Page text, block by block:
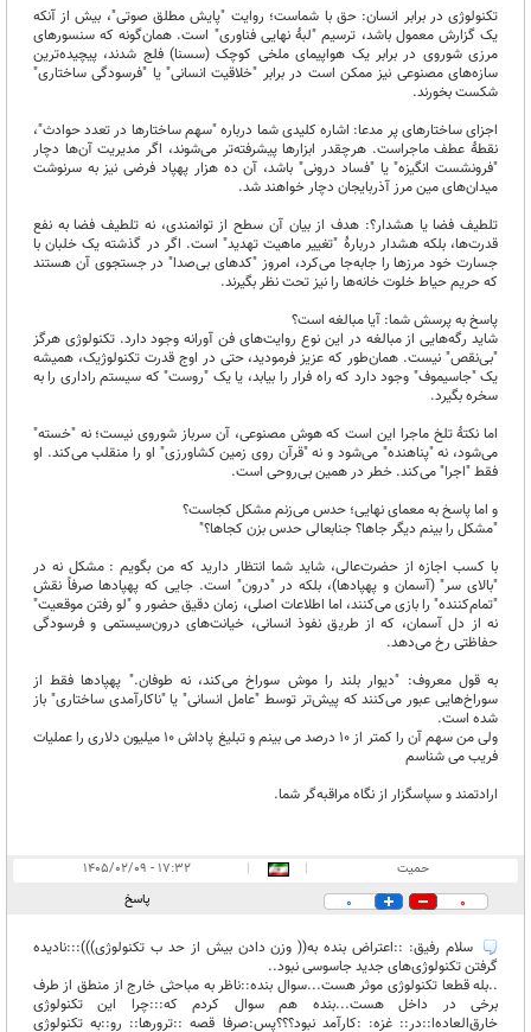
تکنولوژی در برابر انسان: حق با شماست؛ روایت "پایش مطلق صوتی"، بیش از آنکه
یک گزارش معمول باشد، ترسیم "لبهٔ نهایی فناوری" است. همان‌گونه که سنسورهای
مرزی شوروی در برابر یک هواپیمای ملخی کوچک (سسنا) فلج شدند، پیچیده‌ترین
سازه‌های مصنوعی نیز ممکن است در برابر "خلاقیت انسانی" یا "فرسودگی ساختاری"
شکست بخورند.
اجزای ساختارهای پر مدعا: اشاره کلیدی شما درباره "سهم ساختارها در تعدد حوادث"،
نقطهٔ عطف ماجراست. هرچقدر ابزارها پیشرفته‌تر می‌شوند، اگر مدیریت آن‌ها دچار
"فرونشست انگیزه" یا "فساد درونی" باشد، آن ده هزار پهپاد فرضی نیز به سرنوشت
میدان‌های مین مرز آذربایجان دچار خواهند شد.
تلطیف فضا یا هشدار؟: هدف از بیان آن سطح از توانمندی، نه تلطیف فضا به نفع
قدرت‌ها، بلکه هشدار دربارهٔ "تغییر ماهیت تهدید" است. اگر در گذشته یک خلبان با
جسارت خود مرزها را جابه‌جا می‌کرد، امروز "کدهای بی‌صدا" در جستجوی آن هستند
که حریم حیاط خلوت خانه‌ها را نیز تحت نظر بگیرند.
پاسخ به پرسش شما: آیا مبالغه است؟
شاید رگه‌هایی از مبالغه در این نوع روایت‌های فن آورانه وجود دارد. تکنولوژی هرگز
"بی‌نقص" نیست. همان‌طور که عزیز فرمودید، حتی در اوج قدرت تکنولوژیک، همیشه
یک "جاسیموف" وجود دارد که راه فرار را بیابد، یا یک "روست" که سیستم راداری را به
سخره بگیرد.
اما نکتهٔ تلخ ماجرا این است که هوش مصنوعی، آن سرباز شوروی نیست؛ نه "خسته"
می‌شود، نه "پناهنده" می‌شود و نه "قرآن روی زمین کشاورزی" او را منقلب می‌کند. او
فقط "اجرا" می‌کند. خطر در همین بی‌روحی است.
و اما پاسخ به معمای نهایی؛ حدس می‌زنم مشکل کجاست؟
"مشکل را بینم دیگر جاها؟ جنابعالی حدس بزن کجاها؟"
با کسب اجازه از حضرت‌عالی، شاید شما انتظار دارید که من بگویم : مشکل نه در
"بالای سر" (آسمان و پهپادها)، بلکه در "درون" است. جایی که پهپادها صرفاً نقش
"تمام‌کننده" را بازی می‌کنند، اما اطلاعات اصلی، زمان دقیق حضور و "لو رفتن موقعیت"
نه از دل آسمان، که از طریق نفوذ انسانی، خیانت‌های درون‌سیستمی و فرسودگی
حفاظتی رخ می‌دهد.
به قول معروف: "دیوار بلند را موش سوراخ می‌کند، نه طوفان." پهپادها فقط از
سوراخ‌هایی عبور می‌کنند که پیش‌تر توسط "عامل انسانی" یا "ناکارآمدی ساختاری" باز
شده است.
ولی من سهم آن را کمتر از 10 درصد می بینم و تبلیغ پاداش 10 میلیون دلاری را عملیات
فریب می شناسم
ارادتمند و سپاسگزار از نگاه مراقبه‌گر شما.
حمیت |
|
۱۷:۳۲ - ۱۴۰۵/۰۲/۰۹
0
0 پاسخ
سلام رفیق: ::اعتراض بنده به(( وزن دادن بیش از حد ب تکنولوژی))):::نادیده
گرفتن تکنولوژی‌های جدید جاسوسی نبود..
..بله قطعا تکنولوژی موثر هست...سوال بنده::ناظر به مباحثی خارج از منطق از طرف
برخی در داخل هست...بنده هم سوال کردم که:::چرا این تکنولوژی
خارق‌العاده‌ا::در:: غزه: :کارآمد نبود؟؟؟پس:صرفا قصه ::ترورها:: رو::به تکنولوژی